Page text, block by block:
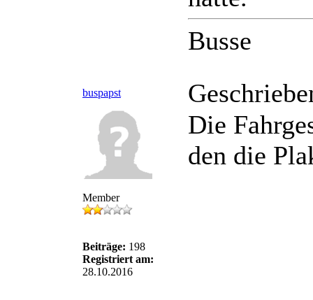
Busse
buspapst
Member
Beiträge: 198
Registriert am:
28.10.2016
Die
den die